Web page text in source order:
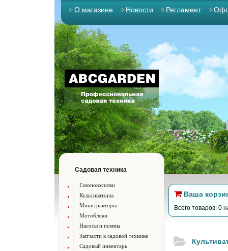
О магазине Новости Регламент
Садовая техника
Газонокосилки
Культиваторы
Минитракторы
Мотоблоки
Насосы и помпы
Запчасти к садовой технике
Садовый инвентарь
Ваша
Всего товаров: 0